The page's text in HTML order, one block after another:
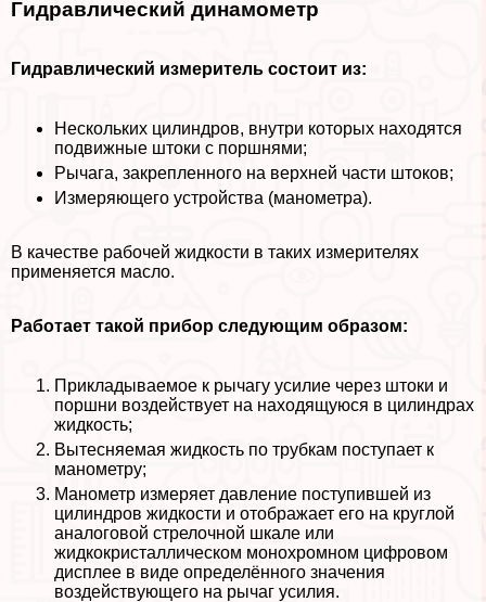
Гидравлический динамометр
Гидравлический измеритель состоит из:
Нескольких цилиндров, внутри которых находятся
подвижные штоки с поршнями;
Рычага, закрепленного на верхней части штоков;
Измеряющего устройства (манометра).
В качестве рабочей жидкости в таких измерителях
применяется масло.
Работает такой прибор следующим образом:
Прикладываемое к рычагу усилие через штоки и
поршни воздействует на находящуюся в цилиндрах
жидкость;
Вытесняемая жидкость по трубкам поступает к
манометру;
Манометр измеряет давление поступившей из
цилиндров жидкости и отображает его на круглой
аналоговой стрелочной шкале или
жидкокристаллическом монохромном цифровом
дисплее в виде определённого значения
воздействующего на рычаг усилия.